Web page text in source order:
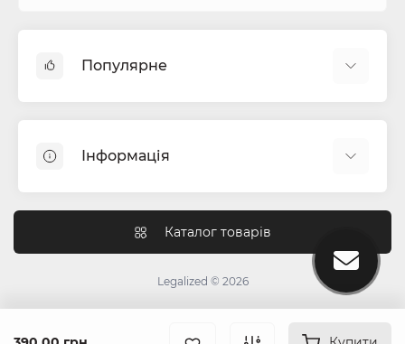
Популярне
Бонги
Фільтра для самокруток
Гільзи для сигарет
Гріндери (крешери)
Ковпаки для куріння
Інформація
Як працюють перколятори в бонзі?
Чим відрізняється індика від сативи
Для чого потрібний гриндер?
Інструкція зі згортання джойнтів
Каталог товарів
Legalized © 2026